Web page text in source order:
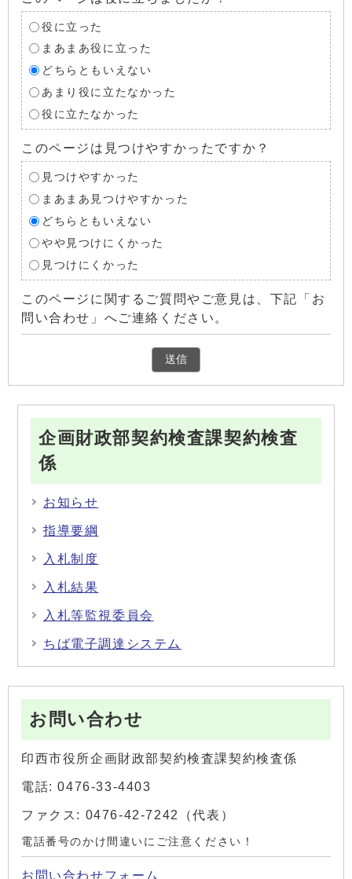
役に立った
まあまあ役に立った
どちらともいえない
あまり役に立たなかった
役に立たなかった
このページは見つけやすかったですか？
見つけやすかった
まあまあ見つけやすかった
どちらともいえない
やや見つけにくかった
見つけにくかった
このページに関するご質問やご意見は、下記「お
問い合わせ」へご連絡ください。
企画財政部契約検査課契約検査
係
お知らせ
指導要綱
入札制度
入札結果
入札等監視委員会
ちば電子調達システム
お問い合わせ
印西市役所企画財政部契約検査課契約検査係
電話: 0476-33-4403
ファクス: 0476-42-7242（代表）
電話番号のかけ間違いにご注意ください！
お問い合わせフォーム